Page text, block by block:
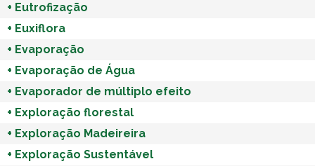
+ Eutrofização
+ Euxiflora
+ Evaporação
+ Evaporação de Água
+ Evaporador de múltiplo efeito
+ Exploração florestal
+ Exploração Madeireira
+ Exploração Sustentável